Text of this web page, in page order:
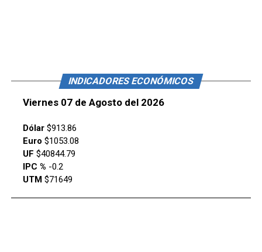
INDICADORES ECONÓMICOS
Viernes 07 de Agosto del 2026
Dólar$913.86
Euro $1053.08
UF $40844.79
IPC % -0.2
UTM $71649